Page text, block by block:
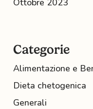
Ottobre 2023
Categorie
Alimentazione e
Dieta chetogenica
Generali